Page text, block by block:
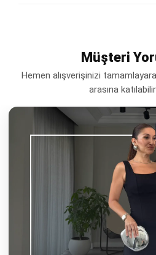
Müşteri
Hemen alışverişinizi
arasına